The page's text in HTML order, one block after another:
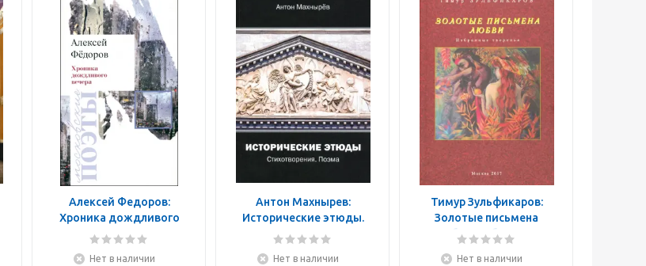
Алексей Федоров:
Хроника дождливого
вечера
Нет в наличии
Антон Махнырев:
Исторические этюды.
Стихотворения. Поэма
Нет в наличии
Тимур Зульфикаров:
Золотые письмена
любви. Избранные
Нет в наличии